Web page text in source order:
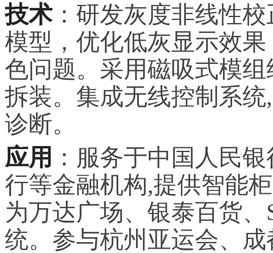
技术：研发灰度非线性
模型，优化低灰显示效
色问题。采用磁吸式模
拆装。集成无线控制系
诊断。
应用 ：服务于中国人民
行等金融机构,提供智能
为万达广场、银泰百货
统。参与杭州亚运会、